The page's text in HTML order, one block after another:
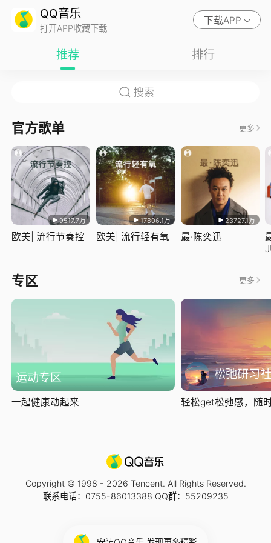
QQ音乐
打开APP收藏下载
下载APP
推荐 排行
官方歌单 更多
9517.7万
欧美| 流行节奏控
17806.1万
欧美| 流行轻有氧
23727.1万
最·陈奕迅
专区 更多
运动专区
一起健康动起来
松弛研习社
轻松get松弛感，随
Copyright © 1998 - 2026 Tencent. All Rights Reserved.
联系电话：0755-86013388 QQ群：55209235